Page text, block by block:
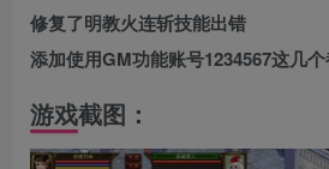
修复了明教火连斩技能出错
添加使用GM功能账号1234567这几
游戏截图：